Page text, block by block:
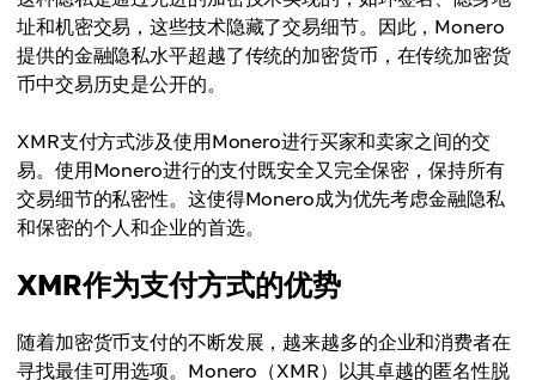
址和机密交易，这些技术隐藏了交易细节。因此，Monero
提供的金融隐私水平超越了传统的加密货币，在传统加密货
币中交易历史是公开的。
XMR支付方式涉及使用Monero进行买家和卖家之间的交
易。使用Monero进行的支付既安全又完全保密，保持所有
交易细节的私密性。这使得Monero成为优先考虑金融隐私
和保密的个人和企业的首选。
XMR作为支付方式的优势
随着加密货币支付的不断发展，越来越多的企业和消费者在
寻找最佳可用选项。Monero（XMR）以其卓越的匿名性脱